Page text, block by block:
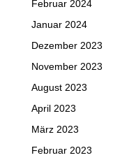
Februar 2024
Januar 2024
Dezember 2023
November 2023
August 2023
April 2023
März 2023
Februar 2023